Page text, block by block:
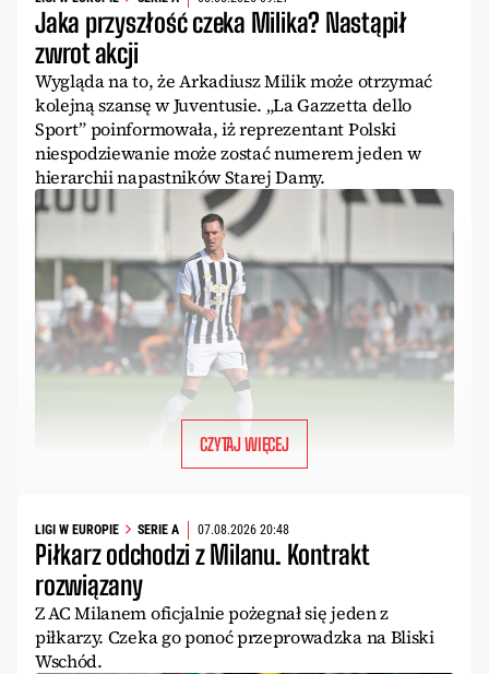
Jaka przyszłość czeka Milika? Nastąpił
zwrot akcji
Wygląda na to, że Arkadiusz Milik może otrzymać
kolejną szansę w Juventusie. „La Gazzetta dello
Sport” poinformowała, iż reprezentant Polski
niespodziewanie może zostać numerem jeden w
hierarchii napastników Starej Damy.
CZYTAJ WIĘCEJ
LIGI W EUROPIE SERIE A 07.08.2026 20:48
Piłkarz odchodzi z Milanu. Kontrakt
rozwiązany
Z AC Milanem oficjalnie pożegnał się jeden z
piłkarzy. Czeka go ponoć przeprowadzka na Bliski
Wschód.